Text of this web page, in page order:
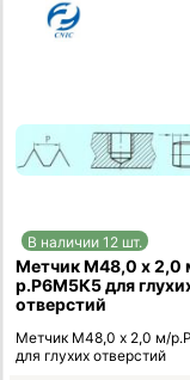
В наличии 12 шт.
Метчик М48,0 х 2,0
р.Р6М5К5 для
отверстий
Метчик М48,0 х 2,0 м/
для глухих отверстий